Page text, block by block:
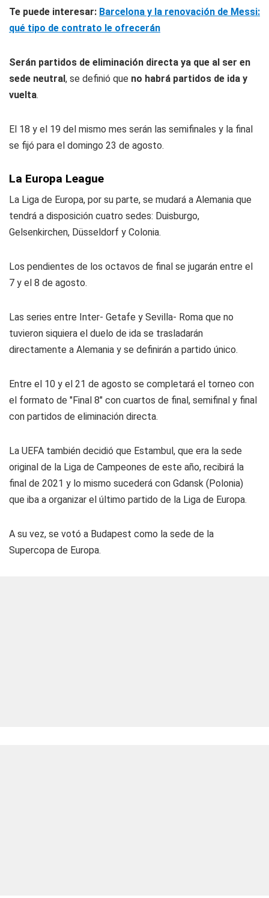
Te puede interesar: Barcelona y la renovación de Messi:
qué tipo de contrato le ofrecerán
Serán partidos de eliminación directa ya que al ser en
sede neutral, se definió que no habrá partidos de ida y
vuelta.
El 18 y el 19 del mismo mes serán las semifinales y la final
se fijó para el domingo 23 de agosto.
La Europa League
La Liga de Europa, por su parte, se mudará a Alemania que
tendrá a disposición cuatro sedes: Duisburgo,
Gelsenkirchen, Düsseldorf y Colonia.
Los pendientes de los octavos de final se jugarán entre el
7 y el 8 de agosto.
Las series entre Inter- Getafe y Sevilla- Roma que no
tuvieron siquiera el duelo de ida se trasladarán
directamente a Alemania y se definirán a partido único.
Entre el 10 y el 21 de agosto se completará el torneo con
el formato de "Final 8" con cuartos de final, semifinal y final
con partidos de eliminación directa.
La UEFA también decidió que Estambul, que era la sede
original de la Liga de Campeones de este año, recibirá la
final de 2021 y lo mismo sucederá con Gdansk (Polonia)
que iba a organizar el último partido de la Liga de Europa.
A su vez, se votó a Budapest como la sede de la
Supercopa de Europa.